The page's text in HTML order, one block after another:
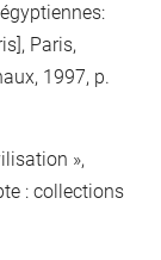
Paris,
1997, p.
»,
: collections